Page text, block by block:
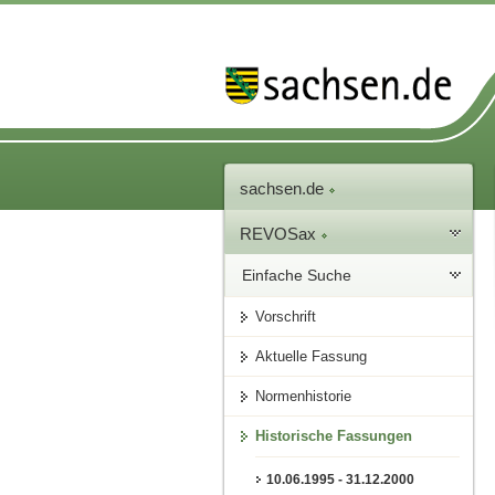
sachsen.de
REVOSax
Einfache Suche
Vorschrift
Aktuelle Fassung
Normenhistorie
Historische Fassungen
10.06.1995 - 31.12.2000